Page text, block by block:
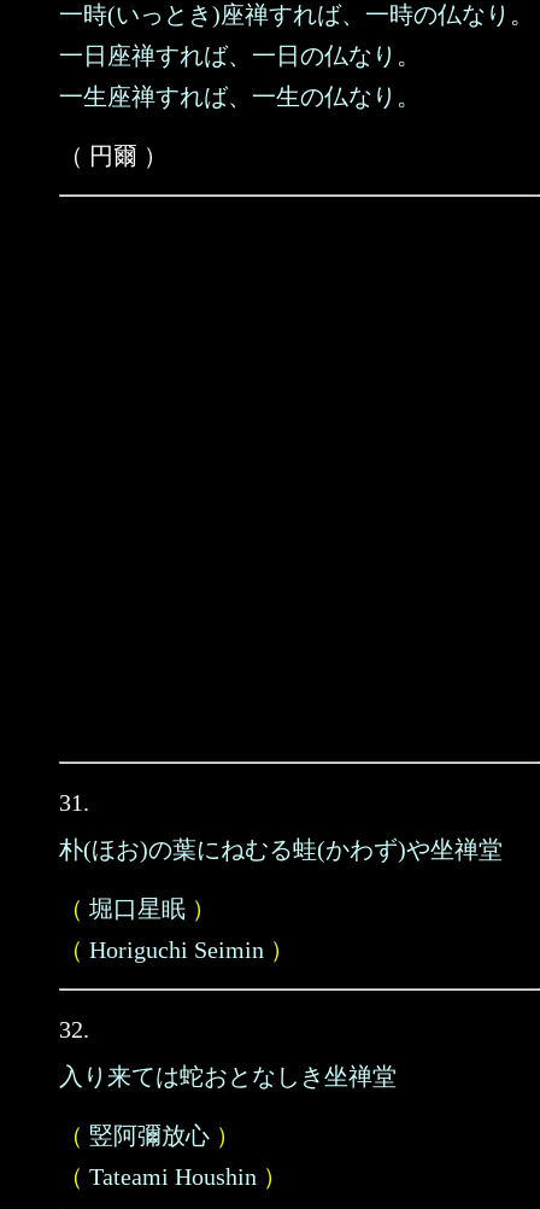
一時(いっとき)座禅すれば、一時の仏なり。
一日座禅すれば、一日の仏なり。
一生座禅すれば、一生の仏なり。
（ 円爾 ）
31.
朴(ほお)の葉にねむる蛙(かわず)や坐禅堂
（ 堀口星眠 ）
（ Horiguchi Seimin ）
32.
入り来ては蛇おとなしき坐禅堂
（ 竪阿彌放心 ）
（ Tateami Houshin ）